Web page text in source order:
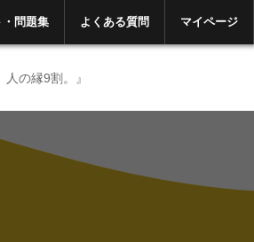
問題集 よくある質問 マイページ
の縁9割。』